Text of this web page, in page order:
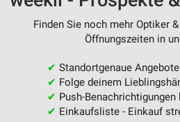
Finden Sie noch mehr Optiker
Öffnungszeiten in
✔ Standortgenaue Angebote
✔ Folge deinem
✔ Push-
✔ Einkaufsliste - Einkauf